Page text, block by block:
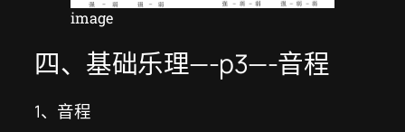
image
四、基础乐理—-p3—-音程
1、音程